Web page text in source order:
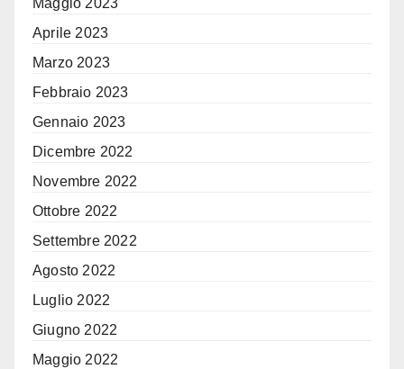
Maggio 2023
Aprile 2023
Marzo 2023
Febbraio 2023
Gennaio 2023
Dicembre 2022
Novembre 2022
Ottobre 2022
Settembre 2022
Agosto 2022
Luglio 2022
Giugno 2022
Maggio 2022